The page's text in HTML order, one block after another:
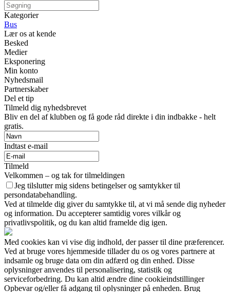
Kategorier
Bus
Lær os at kende
Besked
Medier
Eksponering
Min konto
Nyhedsmail
Partnerskaber
Del et tip
Tilmeld dig nyhedsbrevet
Bliv en del af klubben og få gode råd direkte i din indbakke - helt
gratis.
Indtast e-mail
Tilmeld
Velkommen – og tak for tilmeldingen
Jeg tilslutter mig sidens betingelser og samtykker til
persondatabehandling.
Ved at tilmelde dig giver du samtykke til, at vi må sende dig nyheder
og information. Du accepterer samtidig vores vilkår og
privatlivspolitik, og du kan altid framelde dig igen.
Med cookies kan vi vise dig indhold, der passer til dine præferencer.
Ved at bruge vores hjemmeside tillader du os og vores partnere at
indsamle og bruge data om din adfærd og din enhed. Disse
oplysninger anvendes til personalisering, statistik og
serviceforbedring. Du kan altid ændre dine cookieindstillinger
Opbevar og/eller få adgang til oplysninger på enheden. Brug